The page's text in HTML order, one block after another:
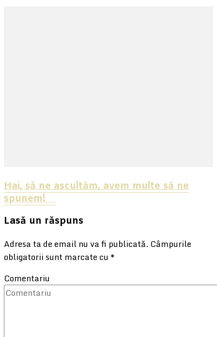
Hai, să ne ascultăm, avem multe să ne
spunem! ⠀
Lasă un răspuns
Adresa ta de email nu va fi publicată. Câmpurile
obligatorii sunt marcate cu *
Comentariu